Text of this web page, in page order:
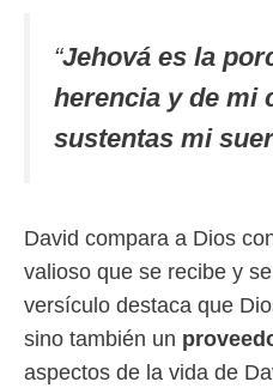
“Jehová es la
herencia y de mi
sustentas mi
David compara a Dios
valioso que se recibe y
versículo destaca que
sino también un
aspectos de la vida de